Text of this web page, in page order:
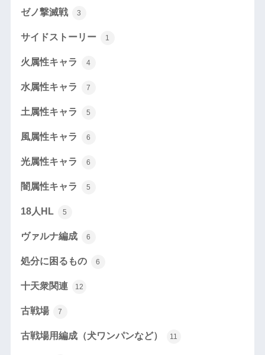
ゼノ撃滅戦 3
サイドストーリー 1
火属性キャラ 4
水属性キャラ 7
土属性キャラ 5
風属性キャラ 6
光属性キャラ 6
闇属性キャラ 5
18人HL 5
ヴァルナ編成 6
処分に困るもの 6
十天衆関連 12
古戦場 7
古戦場用編成（犬ワンパンなど） 11